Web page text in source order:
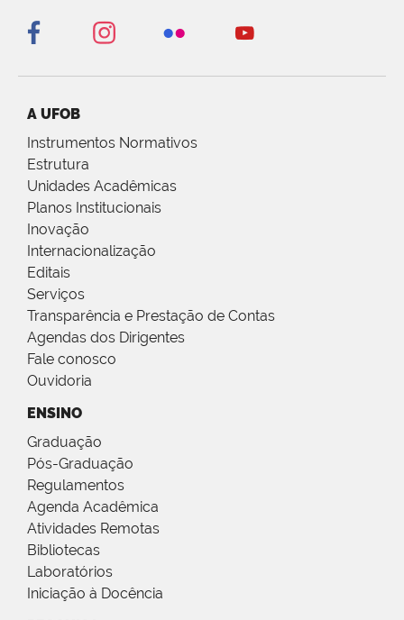
A UFOB
Instrumentos Normativos
Estrutura
Unidades Acadêmicas
Planos Institucionais
Inovação
Internacionalização
Editais
Serviços
Transparência e Prestação de Contas
Agendas dos Dirigentes
Fale conosco
Ouvidoria
ENSINO
Graduação
Pós-Graduação
Regulamentos
Agenda Acadêmica
Atividades Remotas
Bibliotecas
Laboratórios
Iniciação à Docência